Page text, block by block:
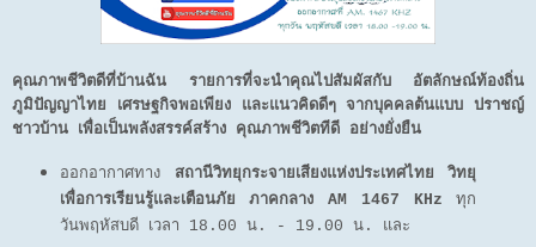
คุณภาพชีวิตดีที่บ้านฉัน รายการที่จะนำคุณไปสัมผัสกับ อัตลักษณ์ท้องถิ่น
ภูมิปัญญาไทย เศรษฐกิจพอเพียง และแนวคิดดีๆ จากบุคคลต้นแบบ ปราชญ์
ชาวบ้าน เพื่อเป็นพลังสรรค์สร้าง คุณภาพชีวิตทีดี อย่างยั่งยืน
ออกอากาศทาง สถานีวิทยุกระจายเสียงแห่งประเทศไทย วิทยุ
เพื่อการเรียนรู้และเตือนภัย ภาคกลาง AM 1467 KHz ทุก
วันพฤหัสบดี เวลา 18.00 น. - 19.00 น. และ